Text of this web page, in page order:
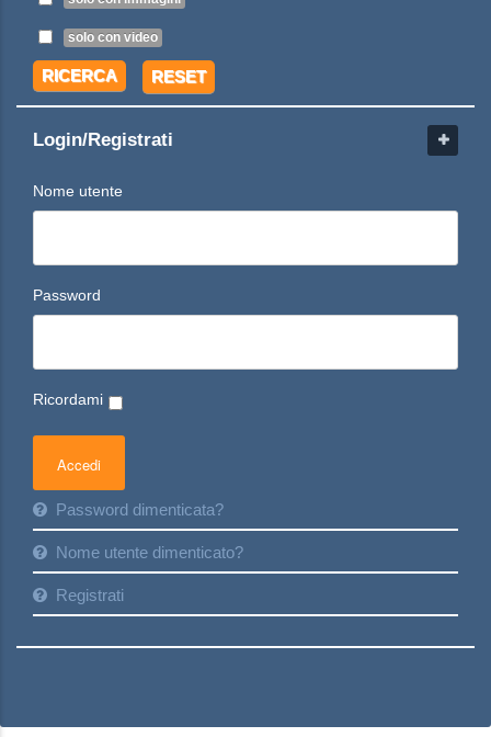
solo con video
RICERCA RESET
Login/Registrati
Nome utente
Password
Ricordami
Password dimenticata?
Nome utente dimenticato?
Registrati